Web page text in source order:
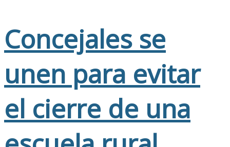
Concejales se
unen para evitar
el cierre de una